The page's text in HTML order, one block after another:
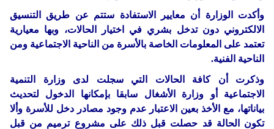
وأكدت الوزارة أن معايير الاستفادة ستتم عن طريق التنسيق
الالكتروني دون تدخل بشري في اختيار الحالات، وبها معيارية
تعتمد على المعلومات الخاصة بالأسرة من الناحية الاجتماعية ومن
الناحية الفنية.
وذكرت أن كافة الحالات التي سجلت لدى وزارة التنمية
الاجتماعية أو وزارة الأشغال سابقا بإمكانها الدخول لتحديث
بياناتها، مع الأخذ بعين الاعتبار عدم وجود مصادر دخل للأسرة وألا
تكون الحالة قد حصلت قبل ذلك على مشروع ترميم من قبل